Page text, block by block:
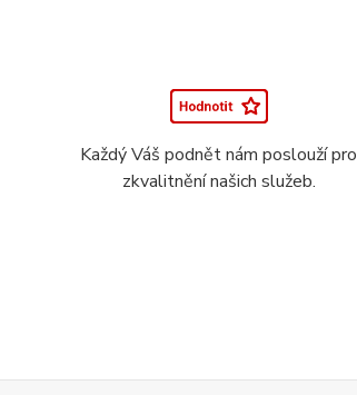
Každý Váš podnět nám poslouží pro
zkvalitnění našich služeb.